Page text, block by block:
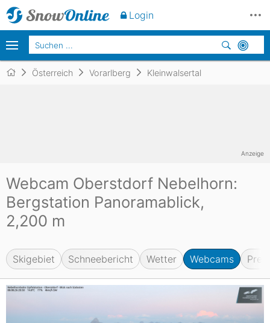
Österreich Vorarlberg Kleinwalsertal
Webcam Oberstdorf Nebelhorn:
Bergstation Panoramablick,
2,200 m
Skigebiet Schneebericht Wetter Webcams
Anzeige
Login